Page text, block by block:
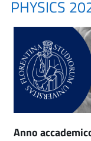
PHYSICS
Anno